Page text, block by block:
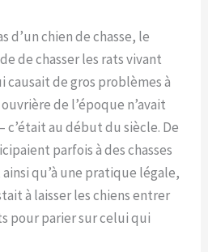
d’un chien de chasse, le
de chasser les rats vivant
causait de gros problèmes à
de l’époque n’avait
c’était au début du siècle. De
parfois à des chasses
qu’à une pratique légale,
à laisser les chiens entrer
pour parier sur celui qui